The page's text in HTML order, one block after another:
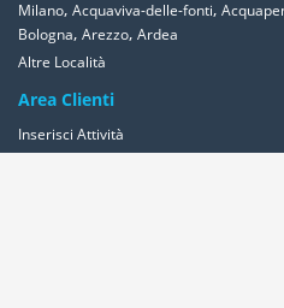
Milano, Acquaviva-delle-fonti,
Bologna, Arezzo, Ardea
Altre Località
Area Clienti
Inserisci Attività